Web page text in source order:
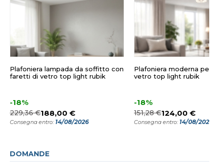
Plafoniera lampada da soffitto con
faretti di vetro top light rubik
-18%
229,36 €188,00 €
Consegna entro: 14/08/2026
Plafoniera moderna per
vetro top light rubik
-18%
151,28 €124,00 €
Consegna entro: 14/08/2026
DOMANDE